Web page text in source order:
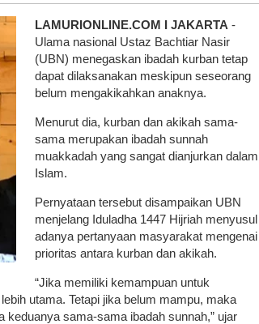
LAMURIONLINE.COM I JAKARTA -
Ulama nasional Ustaz Bachtiar Nasir
(UBN) menegaskan ibadah kurban tetap
dapat dilaksanakan meskipun seseorang
belum mengakikahkan anaknya.
Menurut dia, kurban dan akikah sama-
sama merupakan ibadah sunnah
muakkadah yang sangat dianjurkan dalam
Islam.
Pernyataan tersebut disampaikan UBN
menjelang Iduladha 1447 Hijriah menyusul
adanya pertanyaan masyarakat mengenai
prioritas antara kurban dan akikah.
“Jika memiliki kemampuan untuk
utama. Tetapi jika belum mampu, maka
keduanya sama-sama ibadah sunnah,” ujar